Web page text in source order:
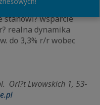
(por.
stanowi? wsparcie
realna dynamika
do 3,3% r/r wobec
Orl?t Lwowskich 1, 53-